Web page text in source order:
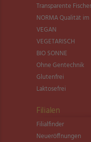
Transparente
NORMA Qualität im
VEGAN
VEGETARISCH
BIO SONNE
Ohne Gentechnik
Glutenfrei
Laktosefrei
Filialen
Filialfinder
Neueröffnungen